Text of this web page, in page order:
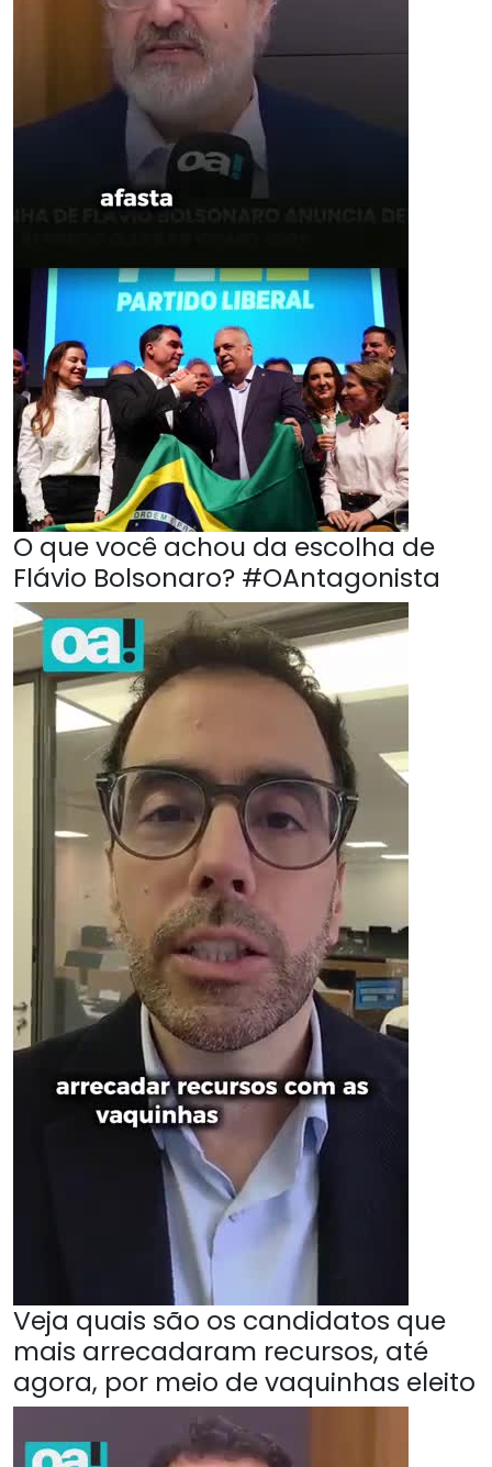
O que você achou da escolha de
Flávio Bolsonaro? #OAntagonista
Veja quais são os candidatos que
mais arrecadaram recursos, até
agora, por meio de vaquinhas eleito